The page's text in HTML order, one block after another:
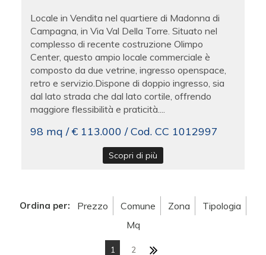
Locale in Vendita nel quartiere di Madonna di
Campagna, in Via Val Della Torre. Situato nel
complesso di recente costruzione Olimpo
Center, questo ampio locale commerciale è
composto da due vetrine, ingresso openspace,
retro e servizio.Dispone di doppio ingresso, sia
dal lato strada che dal lato cortile, offrendo
maggiore flessibilità e praticità....
98 mq / € 113.000 / Cod. CC 1012997
Scopri di più
Ordina per: Prezzo Comune Zona
Tipologia
Mq
1 2